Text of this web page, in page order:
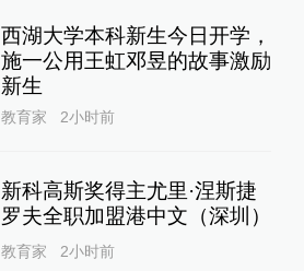
西湖大学本科新生今日开学，
施一公用王虹邓昱的故事激励
新生
教育家 2小时前
新科高斯奖得主尤里·涅斯捷
罗夫全职加盟港中文（深圳）
教育家 2小时前